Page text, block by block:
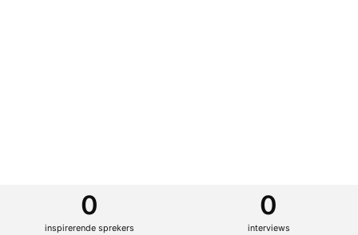
inspirerende sprekers
0
interviews
0